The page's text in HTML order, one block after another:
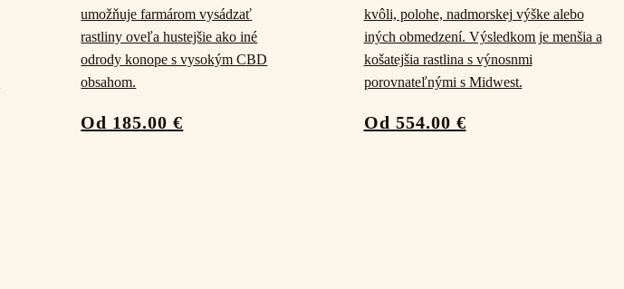
umožňuje farmárom vysádzať
rastliny oveľa hustejšie ako iné
odrody konope s vysokým CBD
obsahom.
Od 185.00 €
kvôli, polohe, nadmorskej výške alebo
iných obmedzení. Výsledkom je menšia a
košatejšia rastlina s výnosnmi
porovnateľnými s Midwest.
Od 554.00 €